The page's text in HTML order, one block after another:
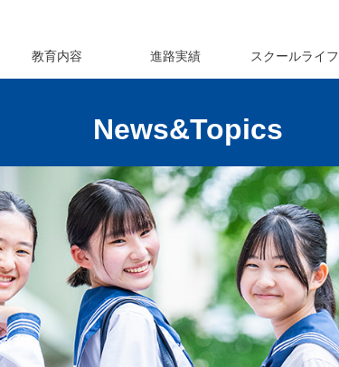
教育内容 進路実績 スクールライフ
News&Topics